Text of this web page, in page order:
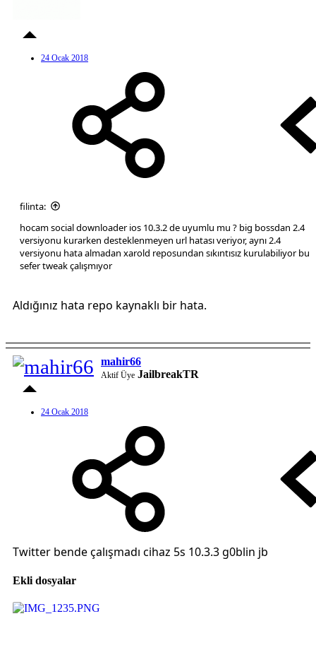
24 Ocak 2018
filinta:
hocam social downloader ios 10.3.2 de uyumlu mu ? big bossdan 2.4
versiyonu kurarken desteklenmeyen url hatası veriyor, aynı 2.4
versiyonu hata almadan xarold reposundan sıkıntısız kurulabiliyor bu
sefer tweak çalışmıyor
Aldığınız hata repo kaynaklı bir hata.
mahir66
Aktif Üye JailbreakTR
24 Ocak 2018
Twitter bende çalışmadı cihaz 5s 10.3.3 g0blin jb
Ekli dosyalar